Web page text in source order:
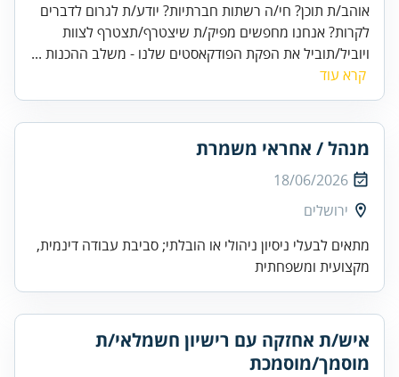
אוהב/ת תוכן? חי/ה רשתות חברתיות? יודע/ת לגרום לדברים
לקרות? אנחנו מחפשים מפיק/ת שיצטרף/תצטרף לצוות
ויוביל/תוביל את הפקת הפודקאסטים שלנו - משלב ההכנות ...
קרא עוד
מנהל / אחראי משמרת
18/06/2026
ירושלים
מתאים לבעלי ניסיון ניהולי או הובלתי; סביבת עבודה דינמית,
מקצועית ומשפחתית
איש/ת אחזקה עם רישיון חשמלאי/ת
מוסמך/מוסמכת